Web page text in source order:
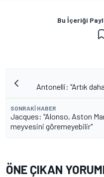
Bu İçeriği
Antonelli: "Artık
SONRAKI HABER
Jacques: "Alonso, Aston
meyvesini göremeyebilir"
ÖNE ÇIKAN